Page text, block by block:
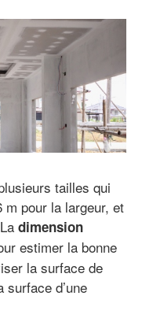
tailles qui
m pour la largeur, et
dimension
estimer la bonne
la surface de
d’une